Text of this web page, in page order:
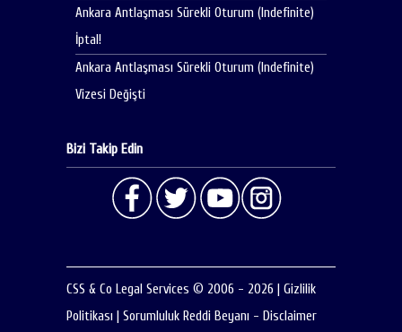
Ankara Antlaşması Sürekli Oturum (Indefinite)
İptal!
Ankara Antlaşması Sürekli Oturum (Indefinite)
Vizesi Değişti
Bizi Takip Edin
CSS & Co Legal Services © 2006 - 2026
Gizlilik
Politikası
Sorumluluk Reddi Beyanı - Disclaimer